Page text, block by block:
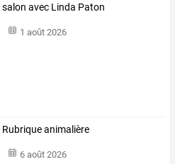
salon avec Linda Paton
1 août 2026
Rubrique animalière
6 août 2026